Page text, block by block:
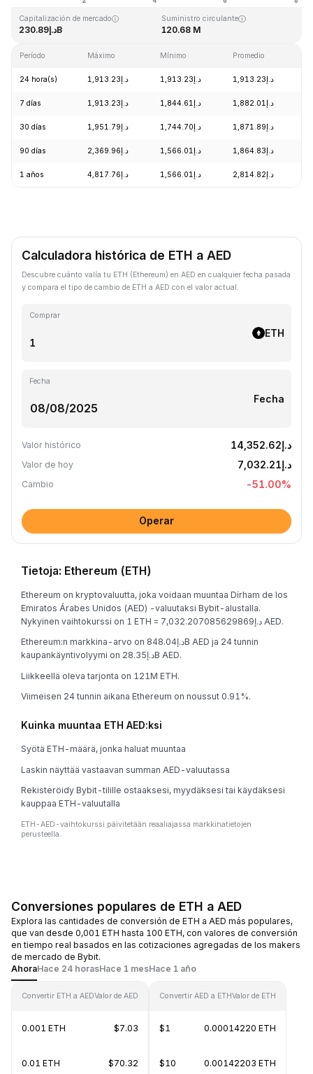
Capitalización de mercado
د.إ230.89B
Suministro circulante
120.68 M
Período Máximo Mínimo Promedio
24 hora(s) د.إ1,913.23 د.إ1,913.23 د.إ1,913.23
7 días د.إ1,913.23 د.إ1,844.61 د.إ1,882.01
30 días د.إ1,951.79 د.إ1,744.70 د.إ1,871.89
90 días د.إ2,369.96 د.إ1,566.01 د.إ1,864.83
1 años د.إ4,817.76 د.إ1,566.01 د.إ2,814.82
Calculadora histórica de ETH a AED
Descubre cuánto valía tu ETH (Ethereum) en AED en cualquier fecha pasada
y compara el tipo de cambio de ETH a AED con el valor actual.
Comprar
ETH
Fecha
Fecha
Valor histórico د.إ14,352.62
Valor de hoy د.إ7,032.21
Cambio -51.00%
Operar
Tietoja: Ethereum (ETH)
Ethereum on kryptovaluutta, joka voidaan muuntaa Dírham de los
Emiratos Árabes Unidos (AED) -valuutaksi Bybit-alustalla.
Nykyinen vaihtokurssi on 1 ETH = د.إ7,032.207085629869 AED.
Ethereum:n markkina-arvo on د.إ848.04B AED ja 24 tunnin
kaupankäyntivolyymi on د.إ28.35B AED.
Liikkeellä oleva tarjonta on 121M ETH.
Viimeisen 24 tunnin aikana Ethereum on noussut 0.91%.
Kuinka muuntaa ETH AED:ksi
Syötä ETH-määrä, jonka haluat muuntaa
Laskin näyttää vastaavan summan AED-valuutassa
Rekisteröidy Bybit-tilille ostaaksesi, myydäksesi tai käydäksesi
kauppaa ETH-valuutalla
ETH-AED-vaihtokurssi päivitetään reaaliajassa markkinatietojen
perusteella.
Conversiones populares de ETH a AED
Explora las cantidades de conversión de ETH a AED más populares,
que van desde 0,001 ETH hasta 100 ETH, con valores de conversión
en tiempo real basados en las cotizaciones agregadas de los makers
de mercado de Bybit.
AhoraHace 24 horasHace 1 mesHace 1 año
Convertir ETH a AEDValor de AED
0.001 ETH $7.03
0.01 ETH $70.32
Convertir AED a ETHValor de ETH
$1 0.00014220 ETH
$10 0.00142203 ETH